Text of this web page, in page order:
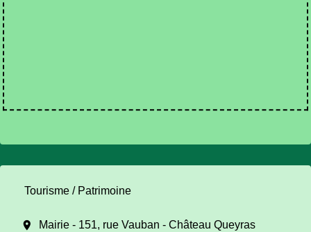
Tourisme / Patrimoine
location_on
Mairie - 151, rue Vauban - Château Queyras